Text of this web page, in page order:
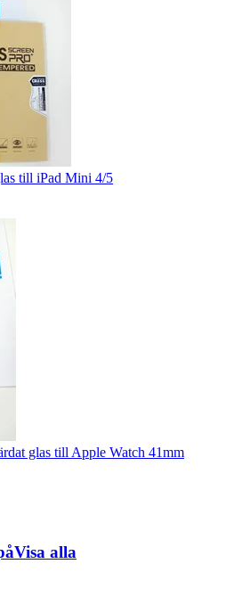
till iPad Mini 4/5
glas till Apple Watch 41mm
Visa alla